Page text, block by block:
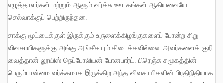
எழுத்தாளர்கள் மற்றும் ஆளும் வர்க்க ஊடகங்கள் ஆகியவையே
செல்வாக்குப் பெற்றிருந்தன.
சாக்கு மூட்டைக்குள் இருக்கும் உருளைக்கிழங்குகளைப் போன்ற சிறு
விவசாயிகளுக்கு அங்கு அங்கீகாரம் கிடைக்கவில்லை. அவர்களைக் குறி
வைத்தான் லூயிஸ் நெப்போலியன் போனபார்ட். பிரெஞ்சு சமூகத்தின்
பெரும்பான்மை வர்க்கமாக இருக்கிற அந்த விவசாயிகளின் பிரதிநிதியாக